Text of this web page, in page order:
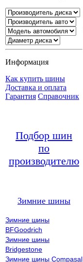
Информация
Как купить шины
Доставка и оплата
Гарантия Справочник
Подбор шин
по
производителю
Зимние шины
Зимние шины
BFGoodrich
Зимние шины
Bridgestone
Зимние шины Compasal